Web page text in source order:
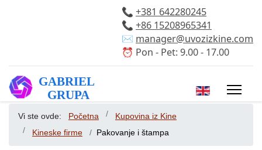
📞 +381 642280245
📞 +86 15208965341
✉️ manager@uvozizkine.com
⏰ Pon - Pet: 9.00 - 17.00
Izaberite vaš
Vi ste ovde: Početna
Kupovina iz Kine
Kineske firme
Pakovanje i štampa